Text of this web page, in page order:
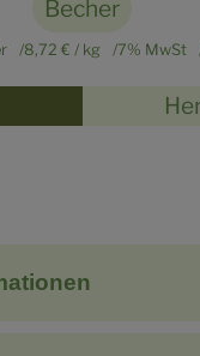
Becher
8,72 € / kg 7% MwSt
Rezepte